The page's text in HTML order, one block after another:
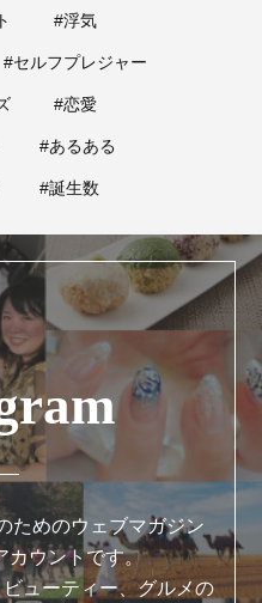
#浮気
#セルフプレジャー
#恋愛
#あるある
#誕生数
ためのウェブマガジン
カウントです。
ューティー、グルメの